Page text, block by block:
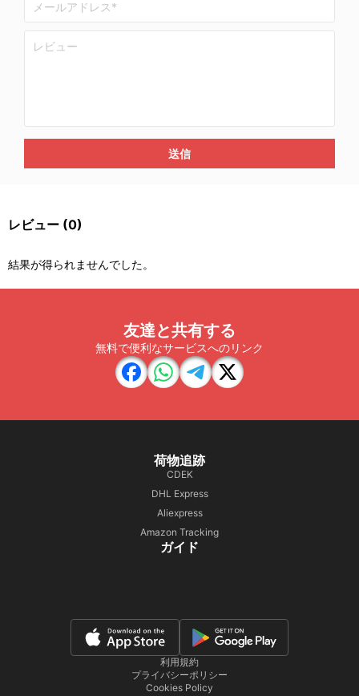
送信
レビュー (0)
結果が得られませんでした。
友達と共有する
無料で便利なサービスへのリンク
荷物追跡
CDEK
DHL Express
Aliexpress
Amazon Tracking
ガイド
利用規約
プライバシーポリシー
Cookies Policy